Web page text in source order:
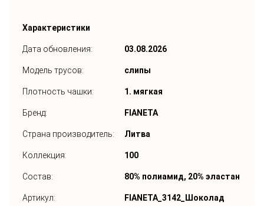
Характеристики
Дата обновления: 03.08.2026
Модель трусов: слипы
Плотность чашки: 1. мягкая
Бренд: FIANETA
Страна производитель: Литва
Коллекция: 100
Состав: 80% полиамид, 20% эластан
Артикул: FIANETA_3142_Шоколад